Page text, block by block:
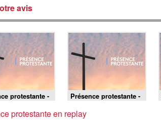
avis
protestante - Présence protestante -
19/07/2026
protestante en replay